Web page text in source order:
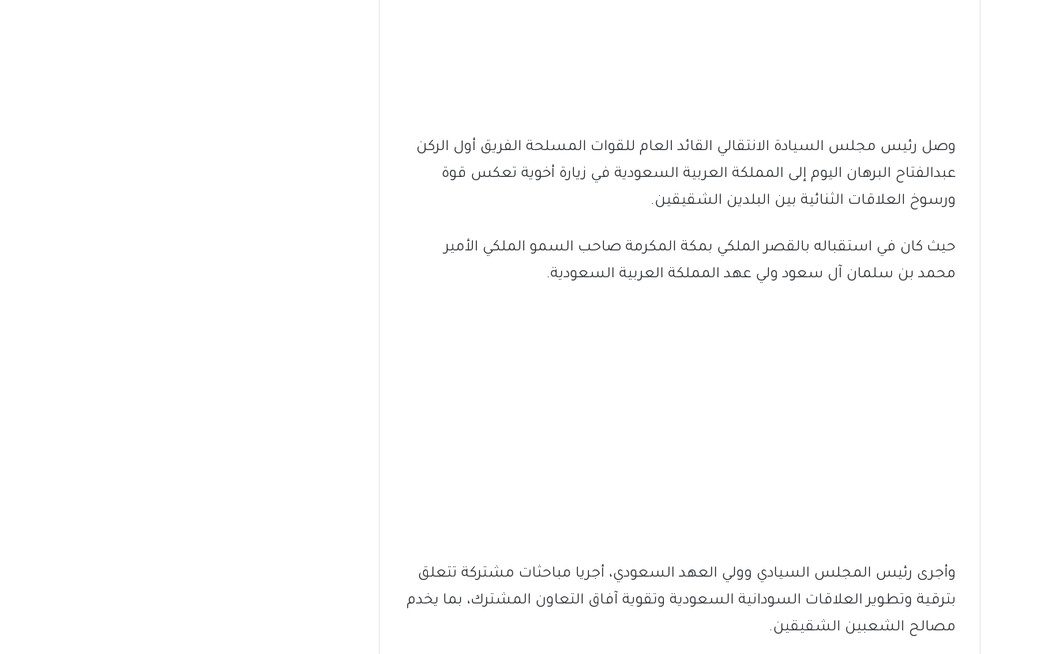
وصل رئيس مجلس السيادة الانتقالي القائد العام للقوات المسلحة الفريق أول الركن
عبدالفتاح البرهان اليوم إلى المملكة العربية السعودية في زيارة أخوية تعكس قوة
ورسوخ العلاقات الثنائية بين البلدين الشقيقين.
حيث كان في استقباله بالقصر الملكي بمكة المكرمة صاحب السمو الملكي الأمير
محمد بن سلمان آل سعود ولي عهد المملكة العربية السعودية.
وأجرى رئيس المجلس السيادي وولي العهد السعودي، أجريا مباحثات مشتركة تتعلق
بترقية وتطوير العلاقات السودانية السعودية وتقوية آفاق التعاون المشترك، بما يخدم
مصالح الشعبين الشقيقين.